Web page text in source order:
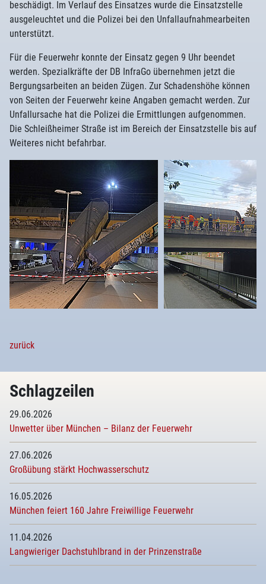
beschädigt. Im Verlauf des Einsatzes wurde die Einsatzstelle
ausgeleuchtet und die Polizei bei den Unfallaufnahmearbeiten
unterstützt.
Für die Feuerwehr konnte der Einsatz gegen 9 Uhr beendet
werden. Spezialkräfte der DB InfraGo übernehmen jetzt die
Bergungsarbeiten an beiden Zügen. Zur Schadenshöhe können
von Seiten der Feuerwehr keine Angaben gemacht werden. Zur
Unfallursache hat die Polizei die Ermittlungen aufgenommen.
Die Schleißheimer Straße ist im Bereich der Einsatzstelle bis auf
Weiteres nicht befahrbar.
zurück
Schlagzeilen
29.06.2026
Unwetter über München – Bilanz der Feuerwehr
27.06.2026
Großübung stärkt Hochwasserschutz
16.05.2026
München feiert 160 Jahre Freiwillige Feuerwehr
11.04.2026
Langwieriger Dachstuhlbrand in der Prinzenstraße